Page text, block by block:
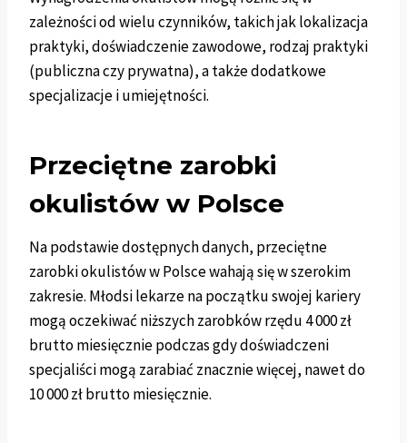
zależności od wielu czynników, takich jak lokalizacja
praktyki, doświadczenie zawodowe, rodzaj praktyki
(publiczna czy prywatna), a także dodatkowe
specjalizacje i umiejętności.
Przeciętne zarobki
okulistów w Polsce
Na podstawie dostępnych danych, przeciętne
zarobki okulistów w Polsce wahają się w szerokim
zakresie. Młodsi lekarze na początku swojej kariery
mogą oczekiwać niższych zarobków rzędu 4 000 zł
brutto miesięcznie podczas gdy doświadczeni
specjaliści mogą zarabiać znacznie więcej, nawet do
10 000 zł brutto miesięcznie.